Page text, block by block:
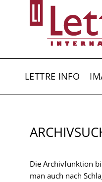
LETTRE INFO
Die Archivfunktion
man auch nach